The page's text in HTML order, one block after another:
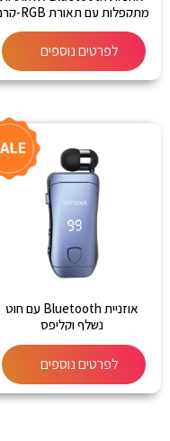
מתקפלות עם תאורת RGB-קרם
לפרטים נוספים
אוזניית Bluetooth עם חוט
נשלף וקליפס
לפרטים נוספים